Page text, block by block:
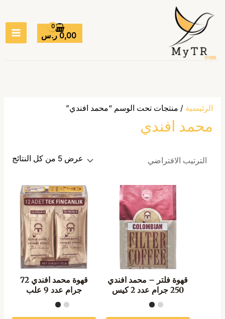
المحتوى
0,00 ر.س
الرئيسية / منتجات تحت الوسم “محمد افندي”
محمد افندي
عرض ⁦5⁩ من كل النتائج
قهوة فلتر – محمد افندي
250 جرام عدد 2 كيس
قهوة محمد افندي 72
جرام عدد 9 علب